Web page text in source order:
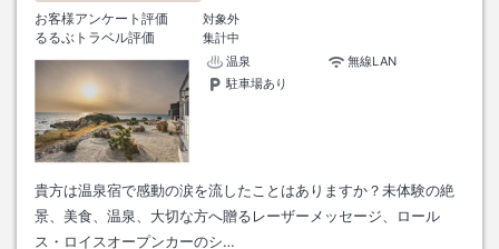
お客様アンケート評価
対象外
るるぶトラベル評価
集計中
温泉
無線LAN
駐車場あり
貴方は温泉宿で感動の涙を流したことはありますか？未体験の絶
景、美食、温泉、大切な方へ贈るレーザーメッセージ、ロール
ス・ロイスオープンカーのシ…